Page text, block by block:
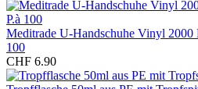
Meditrade U-Handschuhe Vinyl 2000
100
CHF 6.90